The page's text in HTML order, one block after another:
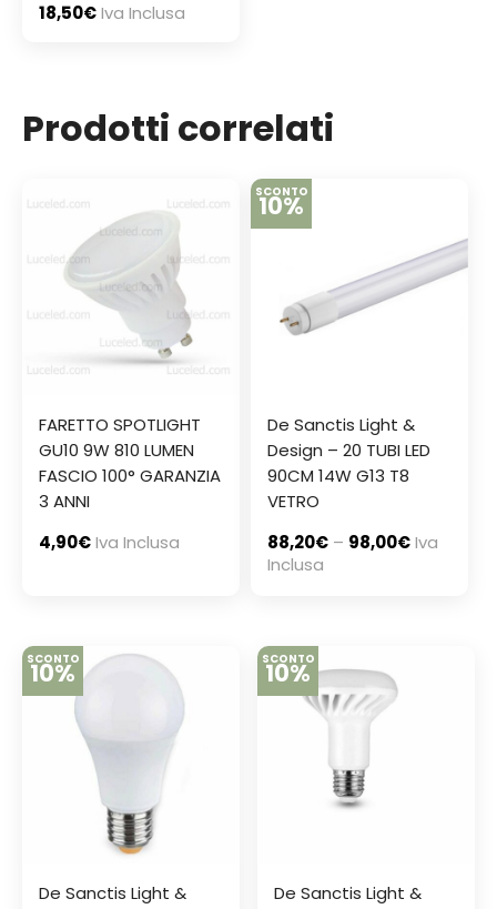
18,50€Iva Inclusa
Prodotti correlati
FARETTO SPOTLIGHT
GU10 9W 810 LUMEN
FASCIO 100° GARANZIA
3 ANNI
4,90€Iva Inclusa
SCONTO
10%
De Sanctis Light &
Design – 20 TUBI LED
90CM 14W G13 T8
VETRO
88,20€ – 98,00€Iva
Inclusa
SCONTO
10%
De Sanctis Light &
SCONTO
10%
De Sanctis Light &